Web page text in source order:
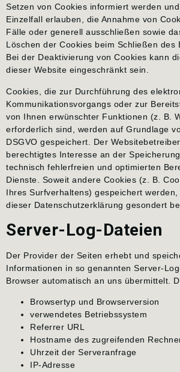
Setzen von Cookies informiert werden
Einzelfall erlauben, die Annahme von
Fälle oder generell ausschließen sowie
Löschen der Cookies beim Schließen des
Bei der Deaktivierung von Cookies kann
dieser Website eingeschränkt sein.
Cookies, die zur Durchführung des
Kommunikationsvorgangs oder zur
von Ihnen erwünschter Funktionen (z. B.
erforderlich sind, werden auf Grundlage
DSGVO gespeichert. Der
berechtigtes Interesse an der
technisch fehlerfreien und optimierten
Dienste. Soweit andere Cookies (z. B.
Ihres Surfverhaltens) gespeichert
dieser Datenschutzerklärung gesondert
Server-Log-Dateien
Der Provider der Seiten erhebt und
Informationen in so genannten Server-
Browser automatisch an uns übermittelt.
Browsertyp und Browserversion
verwendetes Betriebssystem
Referrer URL
Hostname des zugreifenden
Uhrzeit der Serveranfrage
IP-Adresse